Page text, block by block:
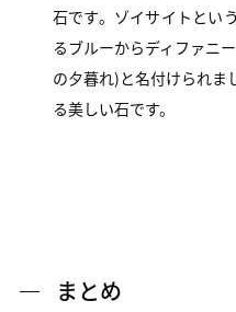
石です。ゾイサイトとい
るブルーからディファニ
の夕暮れ)と名付けられま
る美しい石です。
まとめ